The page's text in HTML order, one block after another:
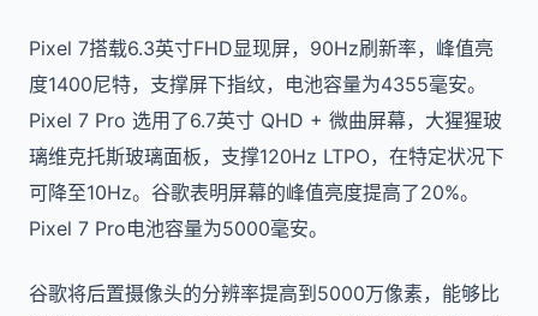
Pixel 7搭载6.3英寸FHD显现屏，90Hz刷新率，峰值亮
度1400尼特，支撑屏下指纹，电池容量为4355毫安。
Pixel 7 Pro 选用了6.7英寸 QHD + 微曲屏幕，大猩猩玻
璃维克托斯玻璃面板，支撑120Hz LTPO，在特定状况下
可降至10Hz。谷歌表明屏幕的峰值亮度提高了20%。
Pixel 7 Pro电池容量为5000毫安。
谷歌将后置摄像头的分辨率提高到5000万像素，能够比